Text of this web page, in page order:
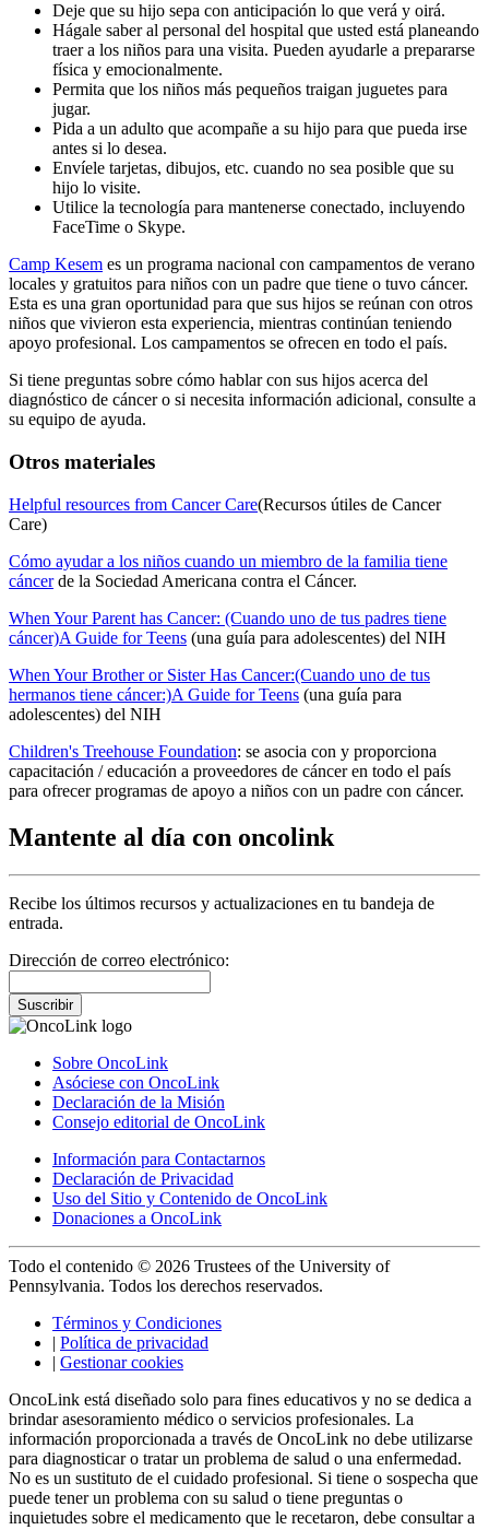
Deje que su hijo sepa con anticipación lo que verá y oirá.
Hágale saber al personal del hospital que usted está planeando
traer a los niños para una visita. Pueden ayudarle a prepararse
física y emocionalmente.
Permita que los niños más pequeños traigan juguetes para
jugar.
Pida a un adulto que acompañe a su hijo para que pueda irse
antes si lo desea.
Envíele tarjetas, dibujos, etc. cuando no sea posible que su
hijo lo visite.
Utilice la tecnología para mantenerse conectado, incluyendo
FaceTime o Skype.
Camp Kesem es un programa nacional con campamentos de verano
locales y gratuitos para niños con un padre que tiene o tuvo cáncer.
Esta es una gran oportunidad para que sus hijos se reúnan con otros
niños que vivieron esta experiencia, mientras continúan teniendo
apoyo profesional. Los campamentos se ofrecen en todo el país.
Si tiene preguntas sobre cómo hablar con sus hijos acerca del
diagnóstico de cáncer o si necesita información adicional, consulte a
su equipo de ayuda.
Otros materiales
Helpful resources from Cancer Care(Recursos útiles de Cancer
Care)
Cómo ayudar a los niños cuando un miembro de la familia tiene
cáncerde la Sociedad Americana contra el Cáncer.
When Your Parent has Cancer: (Cuando uno de tus padres tiene
cáncer)A Guide for Teens (una guía para adolescentes) del NIH
When Your Brother or Sister Has Cancer:(Cuando uno de tus
hermanos tiene cáncer:)A Guide for Teens (una guía para
adolescentes) del NIH
Children's Treehouse Foundation: se asocia con y proporciona
capacitación / educación a proveedores de cáncer en todo el país
para ofrecer programas de apoyo a niños con un padre con cáncer.
Mantente al día con oncolink
Recibe los últimos recursos y actualizaciones en tu bandeja de
entrada.
Dirección de correo electrónico:
Suscribir
Sobre OncoLink
Asóciese con OncoLink
Declaración de la Misión
Consejo editorial de OncoLink
Información para Contactarnos
Declaración de Privacidad
Uso del Sitio y Contenido de OncoLink
Donaciones a OncoLink
Todo el contenido © 2026 Trustees of the University of
Pennsylvania. Todos los derechos reservados.
Términos y Condiciones
| Política de privacidad
| Gestionar cookies
OncoLink está diseñado solo para fines educativos y no se dedica a
brindar asesoramiento médico o servicios profesionales. La
información proporcionada a través de OncoLink no debe utilizarse
para diagnosticar o tratar un problema de salud o una enfermedad.
No es un sustituto de el cuidado profesional. Si tiene o sospecha que
puede tener un problema con su salud o tiene preguntas o
inquietudes sobre el medicamento que le recetaron, debe consultar a